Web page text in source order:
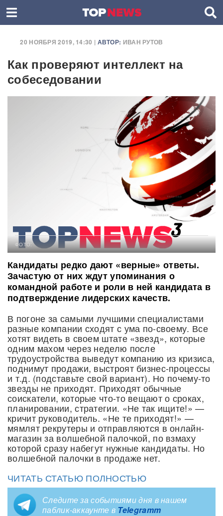
20 НОЯБРЯ 2019, 14:30 | АВТОР: ИВАН РУТОВ
Как проверяют интеллект на
собеседовании
ФОТО:
Кандидаты редко дают «верные» ответы.
Зачастую от них ждут упоминания о
командной работе и роли в ней кандидата в
подтверждение лидерских качеств.
В погоне за самыми лучшими специалистами
разные компании сходят с ума по-своему. Все
хотят видеть в своем штате «звезд», которые
одним махом через неделю после
трудоустройства выведут компанию из кризиса,
поднимут продажи, выстроят бизнес-процессы
и т.д. (подставьте свой вариант). Но почему-то
звезды не приходят. Приходят обычные
соискатели, которые что-то вещают о сроках,
планировании, стратегии. «Не так ищите!» —
кричит руководитель. «Не те приходят!» —
мямлят рекрутеры и отправляются в онлайн-
магазин за волшебной палочкой, по взмаху
которой сразу набегут нужные кандидаты. Но
волшебной палочки в продаже нет.
ЧИТАТЬ СТАТЬЮ ПОЛНОСТЬЮ
Следите за событиями дня в нашем
паблик-аккаунте в Telegramm